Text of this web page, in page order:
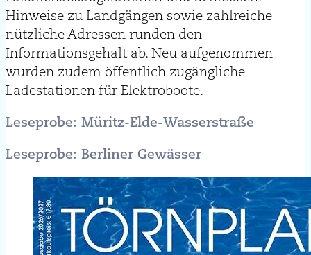
Hinweise zu Landgängen sowie zahlreiche
nützliche Adressen runden den
Informationsgehalt ab. Neu aufgenommen
wurden zudem öffentlich zugängliche
Ladestationen für Elektroboote.
Leseprobe: Müritz-Elde-Wasserstraße
Leseprobe: Berliner Gewässer